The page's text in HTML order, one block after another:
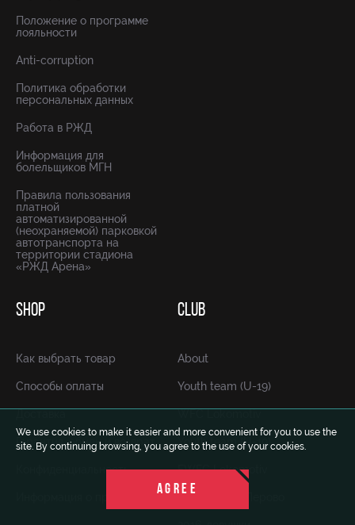
We use cookies to make it easier and more convenient for you to use the
site. By continuing browsing, you agree to the use of your cookies.
AGREE
Положение о программе
лояльности
Anti-corruption
Политика обработки
персональных данных
Работа в РЖД
Информация для
болельщиков МГН
Правила пользования
платной
автоматизированной
(неохраняемой) парковкой
автотранспорта на
территории стадиона
«РЖД Арена»
SHOP
Как выбрать товар
Способы оплаты
Гарантия, обмен и возврат
Конфиденциальность
CLUB
About
Youth team (U-19)
Youth team (U-19)
FWFC Lokomotiv
2012-юноши-Перово